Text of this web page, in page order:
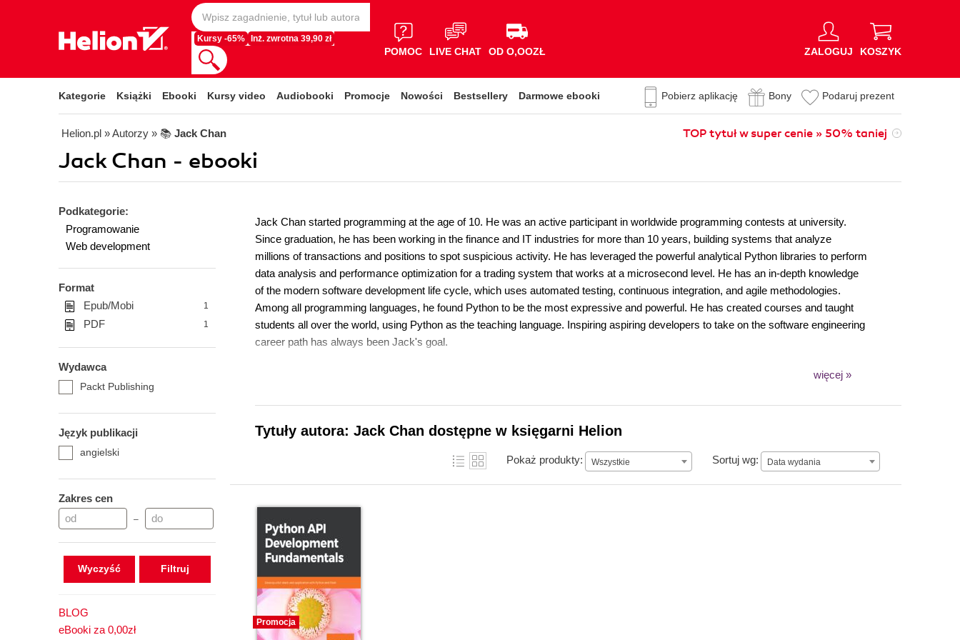
Kursy -65% Inż. zwrotna 39,90 zł
POMOC LIVE CHAT OD O,OOZŁ ZALOGUJ KOSZYK
Kategorie Książki Ebooki Kursy video Audiobooki Promocje Nowości Bestsellery Darmowe ebooki Pobierz aplikację Bony Podaruj prezent
Helion.pl » Autorzy » 📚 Jack Chan TOP tytuł w super cenie » 50% taniej
Jack Chan - ebooki
Podkategorie:
Programowanie
Web development
Format
Epub/Mobi
1
PDF 1
Wydawca
Packt Publishing
Język publikacji
angielski
Zakres cen
–
Wyczyść
BLOG
eBooki za 0,00zł
Jack Chan started programming at the age of 10. He was an active participant in worldwide programming contests at university.
Since graduation, he has been working in the finance and IT industries for more than 10 years, building systems that analyze
millions of transactions and positions to spot suspicious activity. He has leveraged the powerful analytical Python libraries to perform
data analysis and performance optimization for a trading system that works at a microsecond level. He has an in-depth knowledge
of the modern software development life cycle, which uses automated testing, continuous integration, and agile methodologies.
Among all programming languages, he found Python to be the most expressive and powerful. He has created courses and taught
students all over the world, using Python as the teaching language. Inspiring aspiring developers to take on the software engineering
career path has always been Jack's goal.
więcej »
Tytuły autora: Jack Chan dostępne w księgarni Helion
Pokaż produkty: Wszystkie Sortuj wg: Data wydania
Data wydania
Promocja